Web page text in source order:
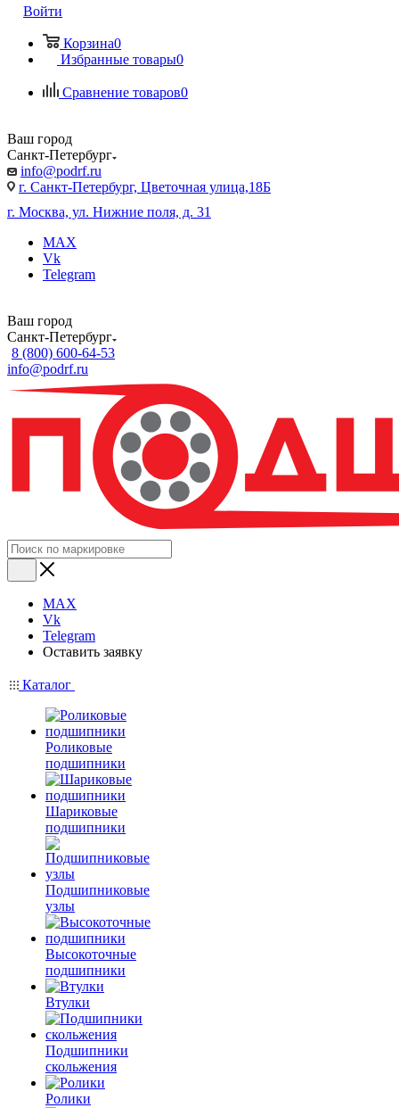
Войти
Корзина0
Избранные товары0
Сравнение товаров0
Ваш город
Санкт-Петербург
info@podrf.ru
г. Санкт-Петербург, Цветочная улица,18Б
г. Москва, ул. Нижние поля, д. 31
MAX
Vk
Telegram
Ваш город
Санкт-Петербург
8 (800) 600-64-53
info@podrf.ru
MAX
Vk
Telegram
Оставить заявку
Каталог
Роликовые
подшипники
Шариковые
подшипники
Подшипниковые
узлы
Высокоточные
подшипники
Втулки
Подшипники
скольжения
Ролики